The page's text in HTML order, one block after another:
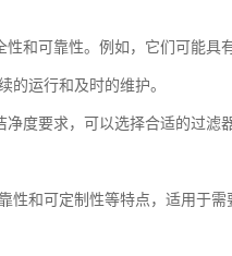
和可靠性。例如，它们可能具
的运行和及时的维护。
度要求，可以选择合适的过滤
性和可定制性等特点，适用于需